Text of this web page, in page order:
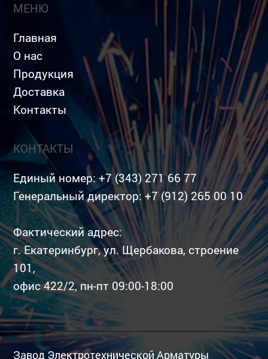
МЕНЮ
Главная
О нас
Продукция
Доставка
Контакты
КОНТАКТЫ
Единый номер:+7 (343) 271 66 77
Генеральный директор:+7 (912) 265 00 10
Фактический адрес:
г. Екатеринбург, ул. Щербакова, строение
101,
офис 422/2, пн-пт 09:00-18:00
Завод Электротехнической Арматуры